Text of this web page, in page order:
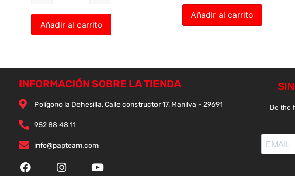
Añadir al carrito
Añadir al carrito
INFORMACIÓN SOBRE LA TIENDA
Polígono la Dehesilla, Calle constructor 17, Manilva - 29691
952 88 48 11
info@papteam.com